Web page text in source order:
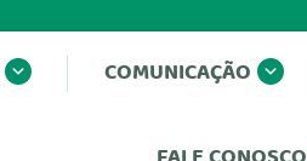
COMUNICAÇÃO